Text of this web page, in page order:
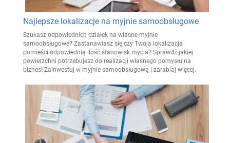
Najlepsze lokalizacje na myjnie samoobsługowe
Szukasz odpowiednich działek na własne myjnie
samoobsługowe? Zastanawiasz się czy Twoja lokalizacja
pomieści odpowiednią ilość stanowisk mycia? Sprawdź jakiej
powierzchni potrzebujesz do realizacji własnego pomysłu na
biznes! Zainwestuj w myjnie samoobsługową i zarabiaj więcej.